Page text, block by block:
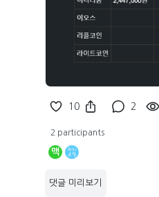
10 2
2 participants
맥
댓글 미리보기